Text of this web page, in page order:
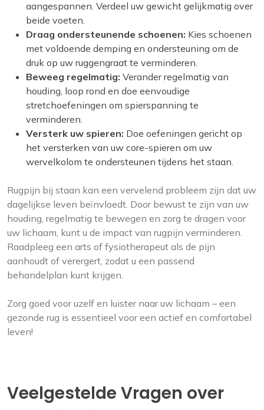
aangespannen. Verdeel uw gewicht gelijkmatig over
beide voeten.
Draag ondersteunende schoenen: Kies schoenen
met voldoende demping en ondersteuning om de
druk op uw ruggengraat te verminderen.
Beweeg regelmatig: Verander regelmatig van
houding, loop rond en doe eenvoudige
stretchoefeningen om spierspanning te
verminderen.
Versterk uw spieren: Doe oefeningen gericht op
het versterken van uw core-spieren om uw
wervelkolom te ondersteunen tijdens het staan.
Rugpijn bij staan kan een vervelend probleem zijn dat uw
dagelijkse leven beïnvloedt. Door bewust te zijn van uw
houding, regelmatig te bewegen en zorg te dragen voor
uw lichaam, kunt u de impact van rugpijn verminderen.
Raadpleeg een arts of fysiotherapeut als de pijn
aanhoudt of verergert, zodat u een passend
behandelplan kunt krijgen.
Zorg goed voor uzelf en luister naar uw lichaam – een
gezonde rug is essentieel voor een actief en comfortabel
leven!
Veelgestelde Vragen over